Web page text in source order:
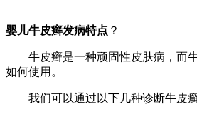
婴儿牛皮癣发病特点 ？
牛皮癣是一种顽固性皮肤病，而牛
如何使用。
我们可以通过以下几种诊断牛皮癣